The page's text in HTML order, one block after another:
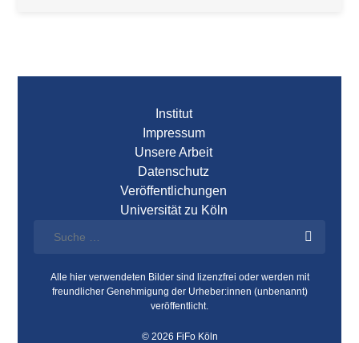
Institut
Impressum
Unsere Arbeit
Datenschutz
Veröffentlichungen
Universität zu Köln
Alle hier verwendeten Bilder sind lizenzfrei oder werden mit
freundlicher Genehmigung der Urheber:innen (unbenannt)
veröffentlicht.
© 2026 FiFo Köln